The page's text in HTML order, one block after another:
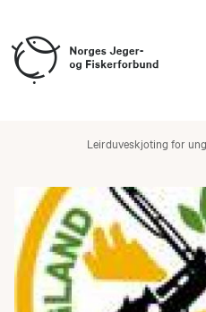
Leirduveskjoting for